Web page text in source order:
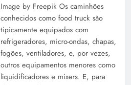
Image by Freepik Os caminhões
conhecidos como food truck são
tipicamente equipados com
refrigeradores, micro-ondas, chapas,
fogões, ventiladores, e, por vezes,
outros equipamentos menores como
liquidificadores e mixers. E, para